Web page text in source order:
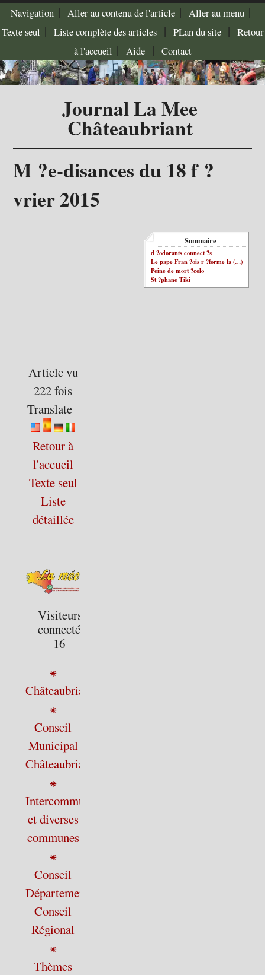
Navigation| Aller au contenu de l'article| Aller au menu|
Texte seul | Liste complète des articles| PLan du site | Retour
à l'accueil | Aide| Contact
Journal La Mee
Châteaubriant
M ?e-disances du 18 f ?
vrier 2015
Sommaire
d ?odorants connect ?s
Le pape Fran ?ois r ?forme la (…)
Peine de mort ?colo
St ?phane Tiki
Article vu
222 fois
Translate
Retour à
l'accueil
Texte seul
Liste
détaillée
Visiteurs
connectés :
16
⁕
Châteaubriant
⁕
Conseil
Municipal
Châteaubriant
⁕
Intercommunalité
et diverses
communes
⁕
Conseil
Départemental,
Conseil
Régional
⁕
Thèmes